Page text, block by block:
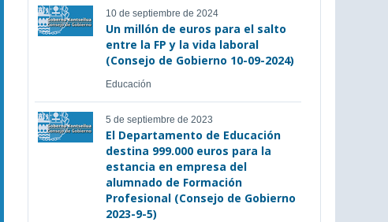
10 de septiembre de 2024
Un millón de euros para el salto
entre la FP y la vida laboral
(Consejo de Gobierno 10-09-2024)
Educación
5 de septiembre de 2023
El Departamento de Educación
destina 999.000 euros para la
estancia en empresa del
alumnado de Formación
Profesional (Consejo de Gobierno
2023-9-5)